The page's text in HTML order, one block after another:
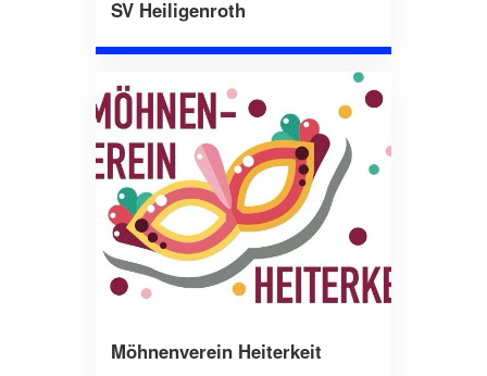
SV Heiligenroth
Möhnenverein Heiterkeit